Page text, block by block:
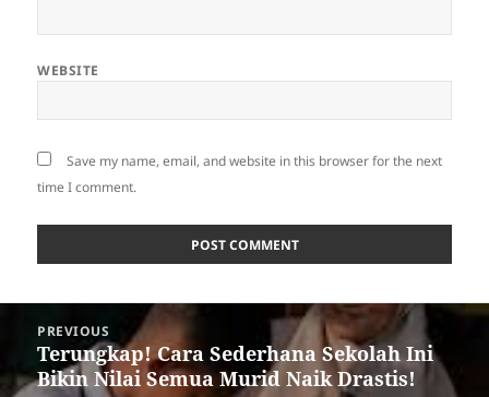
WEBSITE
Save my name, email, and website in this browser for the next
time I comment.
navigation
PREVIOUS
Previous
post:
Terungkap! Cara Sederhana Sekolah Ini
Bikin Nilai Semua Murid Naik Drastis!